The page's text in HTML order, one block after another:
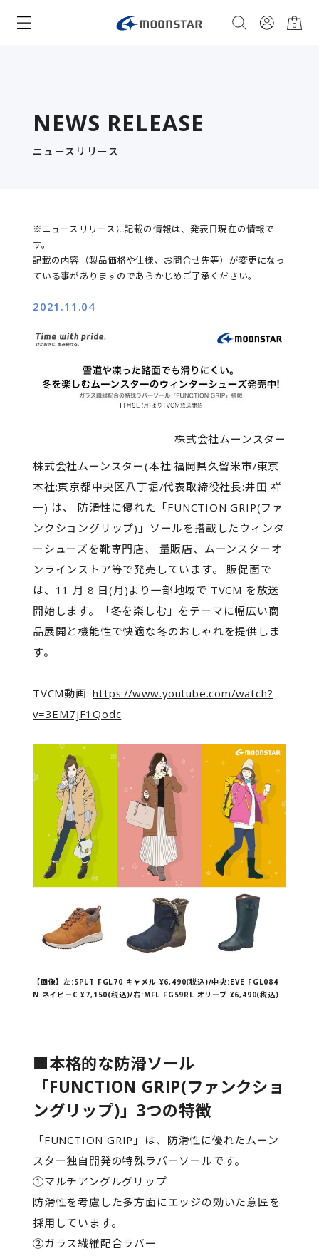
0
NEWS RELEASE
ニュースリリース
※ニュースリリースに記載の情報は、発表日現在の情報で
す。
記載の内容（製品価格や仕様、お問合せ先等）が変更になっ
ている事がありますのであらかじめご了承ください。
2021.11.04
株式会社ムーンスター
株式会社ムーンスター(本社:福岡県久留米市/東京
本社:東京都中央区八丁堀/代表取締役社長:井田 祥
一) は、 防滑性に優れた「FUNCTION GRIP(ファ
ンクショングリップ)」ソールを搭載したウィンタ
ーシューズを靴専門店、 量販店、ムーンスターオ
ンラインストア等で発売しています。 販促面で
は、11 月 8 日(月)より一部地域で TVCM を放送
開始します。「冬を楽しむ」をテーマに幅広い商
品展開と機能性で快適な冬のおしゃれを提供しま
す。
TVCM動画:https://www.youtube.com/watch?
v=3EM7jF1Qodc
【画像】左:SPLT FGL70 キャメル ¥6,490(税込)/中央:EVE FGL084
N ネイビーC ¥7,150(税込)/右:MFL FG59RL オリーブ ¥6,490(税込)
■本格的な防滑ソール
「FUNCTION GRIP(ファンクショ
ングリップ)」3つの特徴
「FUNCTION GRIP」は、防滑性に優れたムーン
スター独自開発の特殊ラバーソールです。
➀マルチアングルグリップ
防滑性を考慮した多方面にエッジの効いた意匠を
採用しています。
➁ガラス繊維配合ラバー